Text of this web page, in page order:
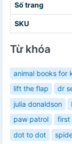
Số trang
SKU
Từ khóa
animal books for
lift the flap
dr
julia donaldson
paw patrol
first
dot to dot